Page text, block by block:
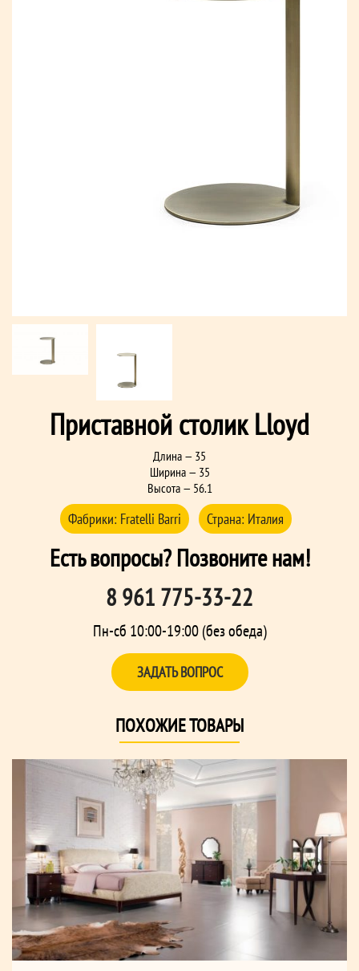
Приставной столик Lloyd
Длина — 35
Ширина — 35
Высота — 56.1
Фабрики: Fratelli Barri Страна: Италия
Есть вопросы? Позвоните нам!
8 961 775-33-22
Пн-сб 10:00-19:00 (без обеда)
ЗАДАТЬ ВОПРОС
ПОХОЖИЕ ТОВАРЫ